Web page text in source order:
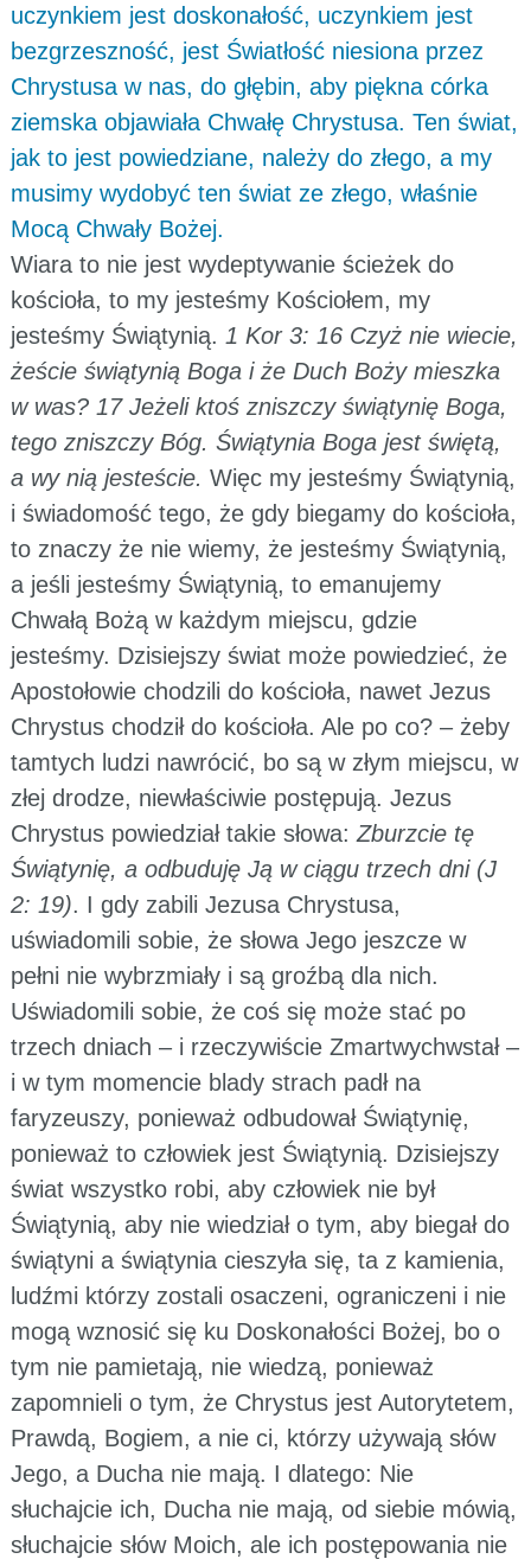
uczynkiem jest doskonałość, uczynkiem jest
bezgrzeszność, jest Światłość niesiona przez
Chrystusa w nas, do głębin, aby piękna córka
ziemska objawiała Chwałę Chrystusa. Ten świat,
jak to jest powiedziane, należy do złego, a my
musimy wydobyć ten świat ze złego, właśnie
Mocą Chwały Bożej.
Wiara to nie jest wydeptywanie ścieżek do
kościoła, to my jesteśmy Kościołem, my
jesteśmy Świątynią. 1 Kor 3: 16 Czyż nie wiecie,
żeście świątynią Boga i że Duch Boży mieszka
w was? 17 Jeżeli ktoś zniszczy świątynię Boga,
tego zniszczy Bóg. Świątynia Boga jest świętą,
a wy nią jesteście. Więc my jesteśmy Świątynią,
i świadomość tego, że gdy biegamy do kościoła,
to znaczy że nie wiemy, że jesteśmy Świątynią,
a jeśli jesteśmy Świątynią, to emanujemy
Chwałą Bożą w każdym miejscu, gdzie
jesteśmy. Dzisiejszy świat może powiedzieć, że
Apostołowie chodzili do kościoła, nawet Jezus
Chrystus chodził do kościoła. Ale po co? – żeby
tamtych ludzi nawrócić, bo są w złym miejscu, w
złej drodze, niewłaściwie postępują. Jezus
Chrystus powiedział takie słowa: Zburzcie tę
Świątynię, a odbuduję Ją w ciągu trzech dni (J
2: 19). I gdy zabili Jezusa Chrystusa,
uświadomili sobie, że słowa Jego jeszcze w
pełni nie wybrzmiały i są groźbą dla nich.
Uświadomili sobie, że coś się może stać po
trzech dniach – i rzeczywiście Zmartwychwstał –
i w tym momencie blady strach padł na
faryzeuszy, ponieważ odbudował Świątynię,
ponieważ to człowiek jest Świątynią. Dzisiejszy
świat wszystko robi, aby człowiek nie był
Świątynią, aby nie wiedział o tym, aby biegał do
świątyni a świątynia cieszyła się, ta z kamienia,
ludźmi którzy zostali osaczeni, ograniczeni i nie
mogą wznosić się ku Doskonałości Bożej, bo o
tym nie pamietają, nie wiedzą, ponieważ
zapomnieli o tym, że Chrystus jest Autorytetem,
Prawdą, Bogiem, a nie ci, którzy używają słów
Jego, a Ducha nie mają. I dlatego: Nie
słuchajcie ich, Ducha nie mają, od siebie mówią,
słuchajcie słów Moich, ale ich postępowania nie